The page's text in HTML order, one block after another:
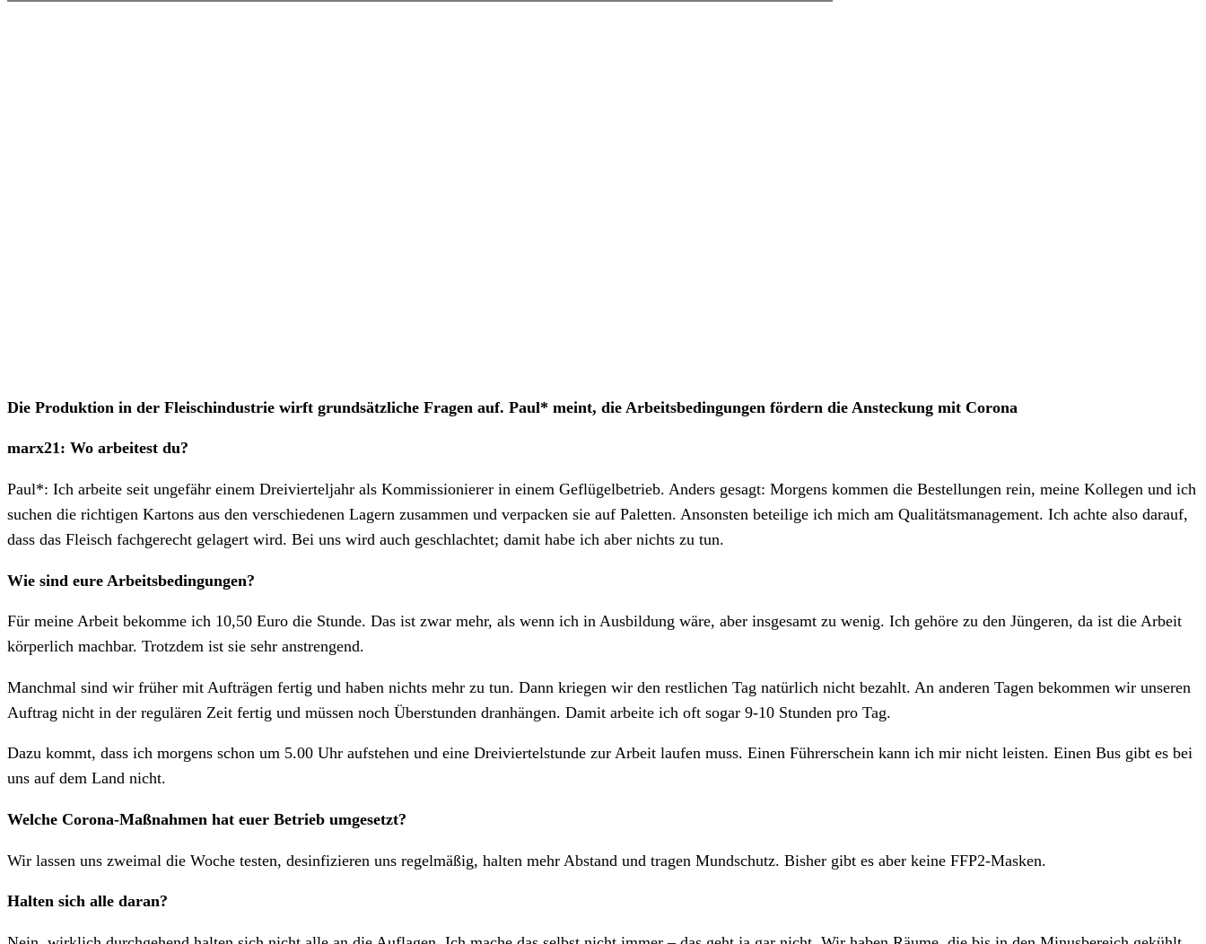
Die Produktion in der Fleischindustrie wirft grundsätzliche Fragen auf. Paul* meint, die Arbeitsbedingungen fördern die Ansteckung mit Corona
marx21: Wo arbeitest du?
Paul*: Ich arbeite seit ungefähr einem Dreivierteljahr als Kommissionierer in einem Geflügelbetrieb. Anders gesagt: Morgens kommen die Bestellungen rein, meine Kollegen und ich
suchen die richtigen Kartons aus den verschiedenen Lagern zusammen und verpacken sie auf Paletten. Ansonsten beteilige ich mich am Qualitätsmanagement. Ich achte also darauf,
dass das Fleisch fachgerecht gelagert wird. Bei uns wird auch geschlachtet; damit habe ich aber nichts zu tun.
Wie sind eure Arbeitsbedingungen?
Für meine Arbeit bekomme ich 10,50 Euro die Stunde. Das ist zwar mehr, als wenn ich in Ausbildung wäre, aber insgesamt zu wenig. Ich gehöre zu den Jüngeren, da ist die Arbeit
körperlich machbar. Trotzdem ist sie sehr anstrengend.
Manchmal sind wir früher mit Aufträgen fertig und haben nichts mehr zu tun. Dann kriegen wir den restlichen Tag natürlich nicht bezahlt. An anderen Tagen bekommen wir unseren
Auftrag nicht in der regulären Zeit fertig und müssen noch Überstunden dranhängen. Damit arbeite ich oft sogar 9-10 Stunden pro Tag.
Dazu kommt, dass ich morgens schon um 5.00 Uhr aufstehen und eine Dreiviertelstunde zur Arbeit laufen muss. Einen Führerschein kann ich mir nicht leisten. Einen Bus gibt es bei
uns auf dem Land nicht.
Welche Corona-Maßnahmen hat euer Betrieb umgesetzt?
Wir lassen uns zweimal die Woche testen, desinfizieren uns regelmäßig, halten mehr Abstand und tragen Mundschutz. Bisher gibt es aber keine FFP2-Masken.
Halten sich alle daran?